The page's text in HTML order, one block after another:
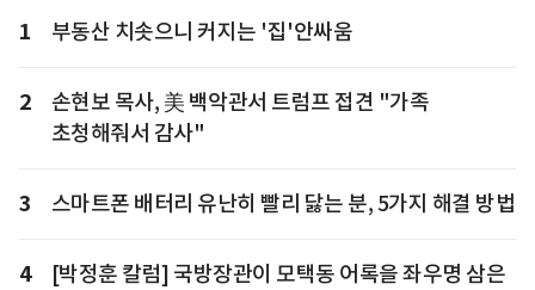
1 부동산 치솟으니 커지는 '집'안싸움
2
손현보 목사, 美 백악관서 트럼프 접견 "가족
초청해줘서 감사"
3 스마트폰 배터리 유난히 빨리 닳는 분, 5가지 해결 방법
4
[박정훈 칼럼] 국방장관이 모택동 어록을 좌우명 삼은